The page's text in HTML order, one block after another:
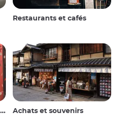
Restaurants et cafés
Achats et souvenirs